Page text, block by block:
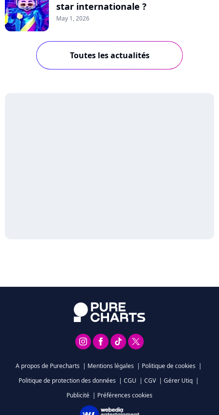
star internationale ?
May 1, 2026
Toutes les actualités
A propos de Purecharts | Mentions légales | Politique de cookies |
Politique de protection des données | CGU | CGV | Gérer Utiq |
Publicité | Préférences cookies